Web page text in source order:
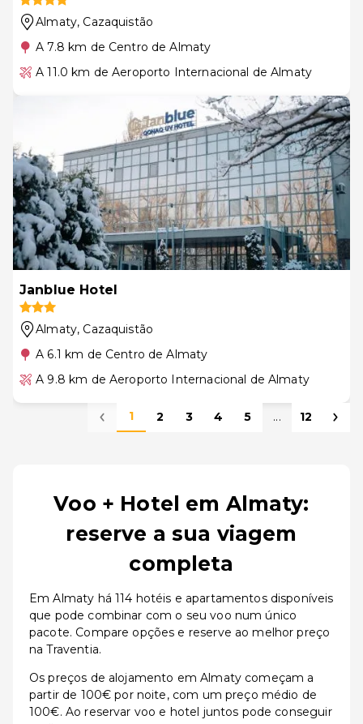
Almaty, Cazaquistão
A 7.8 km de Centro de Almaty
A 11.0 km de Aeroporto Internacional de Almaty
Janblue Hotel
Almaty, Cazaquistão
A 6.1 km de Centro de Almaty
A 9.8 km de Aeroporto Internacional de Almaty
1 2 3 4 5 ... 12
Voo + Hotel em Almaty:
reserve a sua viagem
completa
Em Almaty há 114 hotéis e apartamentos disponíveis
que pode combinar com o seu voo num único
pacote. Compare opções e reserve ao melhor preço
na Traventia.
Os preços de alojamento em Almaty começam a
partir de 100€ por noite, com um preço médio de
100€. Ao reservar voo e hotel juntos pode conseguir